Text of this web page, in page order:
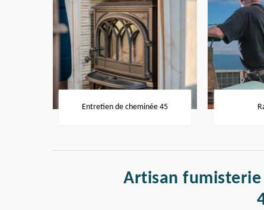
Entretien de cheminée 45
Artisan fumisterie